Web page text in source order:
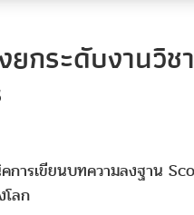
กระดับงานวิช
การเขียนบทความลงฐาน
ลก